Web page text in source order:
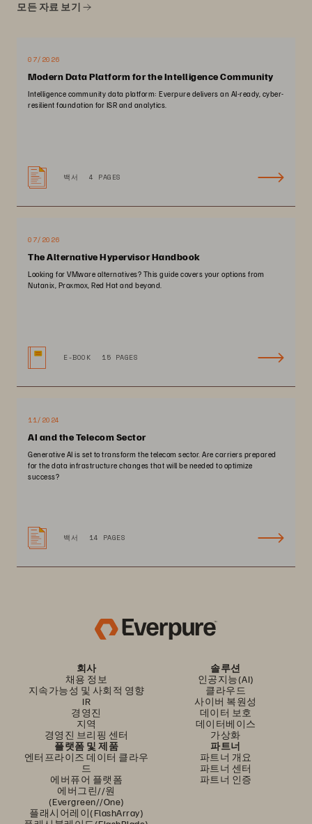
모든 자료 보기
07/2026
Modern Data Platform for the Intelligence Community
Intelligence community data platform: Everpure delivers an AI-ready, cyber-
resilient foundation for ISR and analytics.
백서 4 PAGES
07/2026
The Alternative Hypervisor Handbook
Looking for VMware alternatives? This guide covers your options from
Nutanix, Proxmox, Red Hat and beyond.
E-BOOK 15 PAGES
11/2024
AI and the Telecom Sector
Generative AI is set to transform the telecom sector. Are carriers prepared
for the data infrastructure changes that will be needed to optimize
success?
백서 14 PAGES
회사
채용 정보
지속가능성 및 사회적 영향
IR
경영진
지역
경영진 브리핑 센터
솔루션
인공지능(AI)
클라우드
사이버 복원성
데이터 보호
데이터베이스
가상화
플랫폼 및 제품
엔터프라이즈 데이터 클라우
드
에버퓨어 플랫폼
에버그린//원
(Evergreen//One)
플래시어레이(FlashArray)
파트너
파트너 개요
파트너 센터
파트너 인증